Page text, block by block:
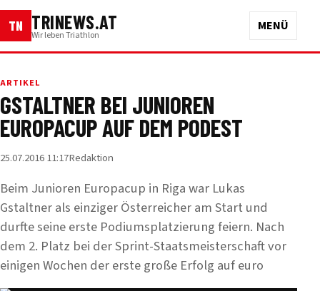
TN TRINEWS.AT
Wir leben Triathlon
MENÜ
ARTIKEL
GSTALTNER BEI JUNIOREN
EUROPACUP AUF DEM PODEST
25.07.2016 11:17Redaktion
Beim Junioren Europacup in Riga war Lukas
Gstaltner als einziger Österreicher am Start und
durfte seine erste Podiumsplatzierung feiern. Nach
dem 2. Platz bei der Sprint-Staatsmeisterschaft vor
einigen Wochen der erste große Erfolg auf euro